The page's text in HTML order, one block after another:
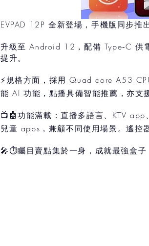
EVPAD 12P 全新登場，手機版同步推
升級至 Android 12，配備 Type‑C
提升。
⚡️規格方面，採用 Quad core A53
能 AI 功能，點播具備智能推薦，亦支
📺🤖功能滿載：直播多語言、KTV
兒童 apps，兼顧不同使用場景。遙控
🎤⏱️矚目賣點集於一身，成就最強盒子